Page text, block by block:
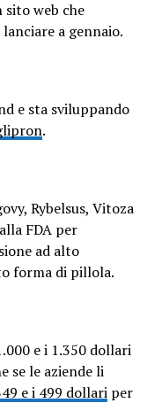
sito web che
a gennaio.
e sta sviluppando
.
Rybelsus, Vitoza
FDA per
ad alto
forma di pillola.
e i 1.350 dollari
se le aziende li
e i 499 dollari per